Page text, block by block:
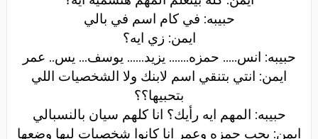
حبيبه: في كام اسم في بالي
ايمن: زي ايه؟
حبيبه: انس..... حمزه....... يزيد...... يوسف... يس.. عمر
ايمن: انتي بتنقي اسم لابنك ولا الشخصيات اللي
بتحبيها؟؟
حبيبه: المهم ايه رأيك؟ انا كلهم سيان بالنسبالي
ايمن: بحب حمزه وعمر انا كانوا شخصيات ليها وضعها